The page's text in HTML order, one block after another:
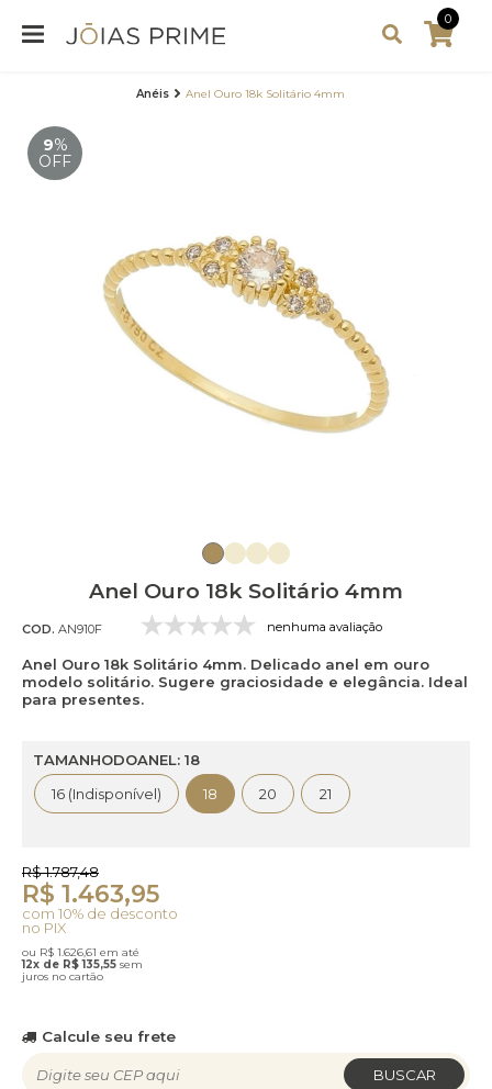
0
Anéis Anel Ouro 18k Solitário 4mm
9%
OFF
Anel Ouro 18k Solitário 4mm
COD. AN910F nenhuma avaliação
Anel Ouro 18k Solitário 4mm. Delicado anel em ouro
modelo solitário. Sugere graciosidade e elegância. Ideal
para presentes.
TAMANHODOANEL: 18
16 (Indisponível)
18 20 21
R$ 1.787,48
R$ 1.463,95
com 10% de desconto
no PIX
ou R$ 1.626,61 em até
12x de R$ 135,55 sem
juros no cartão
Calcule seu frete
BUSCAR